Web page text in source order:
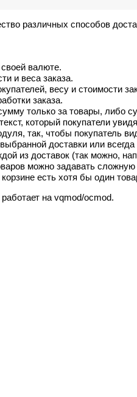
различных способов
валюте.
и веса заказа.
весу и стоимости
заказа.
только за товары, либо
который покупатели
так, чтобы покупатель
доставки или
из доставок (так можно,
можно задавать
есть хотя бы один
на vqmod/ocmod.